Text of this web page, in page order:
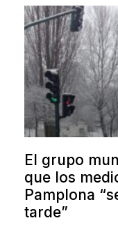
El grupo
que los
Pamplona
tarde”